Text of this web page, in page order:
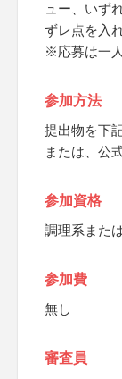
ュー、いず
ずレ点を入
※応募は一
参加方法
提出物を下
または、公
参加資格
調理系また
参加費
無し
審査員